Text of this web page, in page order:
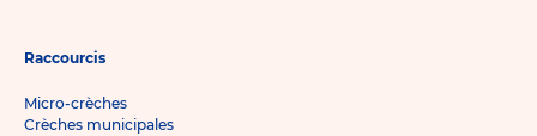
Raccourcis
Micro-crèches
Crèches municipales